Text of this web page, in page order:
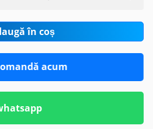
în coș
acum